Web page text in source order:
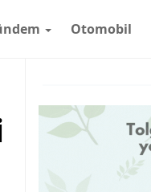
Otomobil